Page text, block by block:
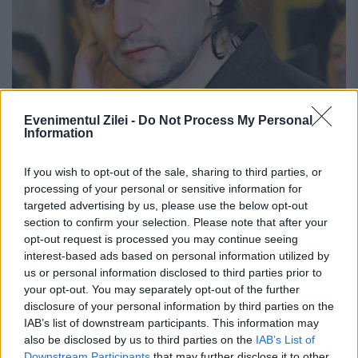
Evenimentul Zilei - Do Not Process My Personal
Information
If you wish to opt-out of the sale, sharing to third parties, or
processing of your personal or sensitive information for
targeted advertising by us, please use the below opt-out
section to confirm your selection. Please note that after your
opt-out request is processed you may continue seeing
interest-based ads based on personal information utilized by
us or personal information disclosed to third parties prior to
your opt-out. You may separately opt-out of the further
disclosure of your personal information by third parties on the
IAB’s list of downstream participants. This information may
also be disclosed by us to third parties on the IAB’s List of
Andrei Păunescu, devastat de durere
după ce a aflat de moartea lui Victor
Socaciu: „A avut un an greu”
27 DECEMBRIE 2021
Andrei Păunescu, unul dintre oamenii
apropiați de Victor Socaciu, a vorbit la
scurt timp după vestea morții artistului care